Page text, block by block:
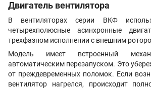
Двигатель вентилятора
В вентиляторах серии ВКФ
четырехполюсные асинхронные
трехфазном исполнении с внешним
Модель имеет встроенный
автоматическим перезапуском. Это
от преждевременных поломок. Если
вентилятор нагрелся, происходит